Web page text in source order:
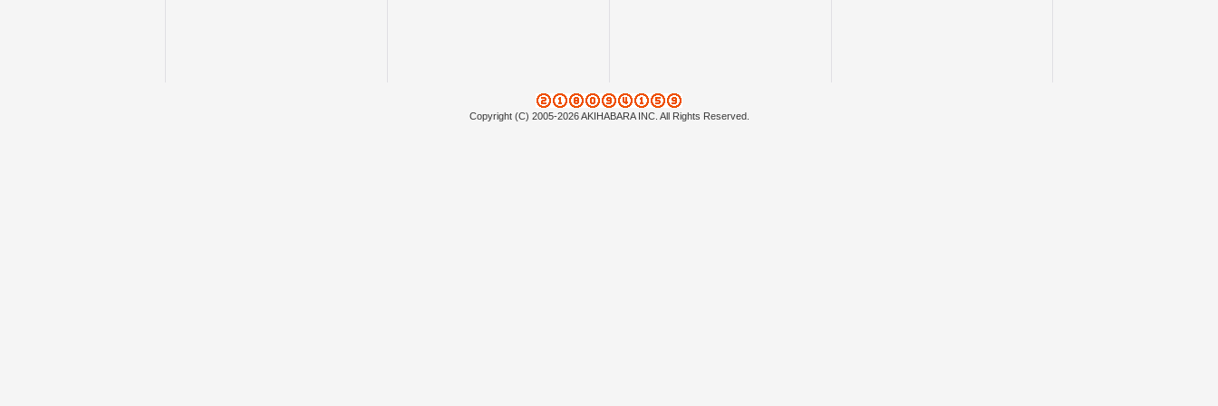
Copyright (C) 2005-2026 AKIHABARA INC. All Rights Reserved.